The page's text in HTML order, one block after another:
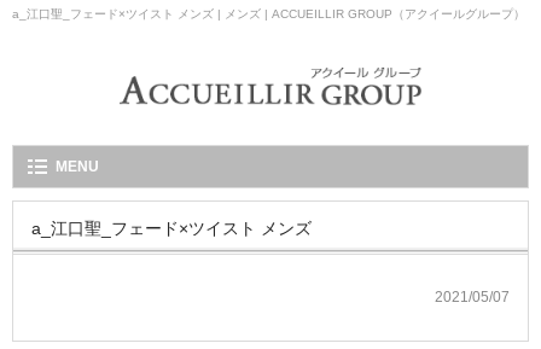
a_江口聖_フェード×ツイスト メンズ | メンズ | ACCUEILLIR GROUP（アクイールグループ）
MENU
a_江口聖_フェード×ツイスト メンズ
2021/05/07